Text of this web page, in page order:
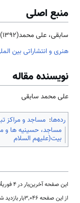
منبع اصلی
سابقی، علی محمد(1392). جامعه و فرهنگ
هنری و انتشاراتی بین
نویسنده مقاله
علی محمد سابقی
رده‌ها: مساجد و مراکز
مساجد، حسینیه ها و
بیت(علیهم السلام
این صفحه آخرین‌بار در ‏۴ فوریهٔ ۲۰۲۶ ساعت ‏۱۷:۳۳ ویرایش شده است.
از این صفحه ۳٬۰۴۶بار بازدید شده است.